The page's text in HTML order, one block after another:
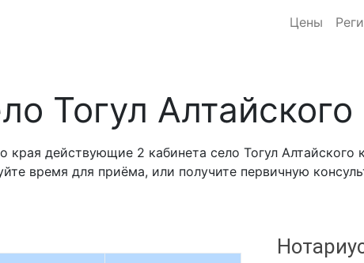
Цены
Тогул Алтайского
края действующие 2 кабинета село Тогул Алтайского
время для приёма, или получите первичную